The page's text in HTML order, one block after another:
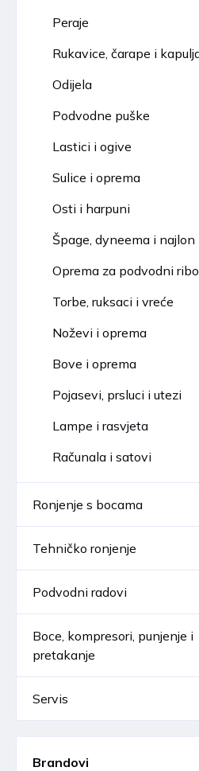
Peraje
Rukavice, čarape i
Odijela
Podvodne puške
Lastici i ogive
Sulice i oprema
Osti i harpuni
Špage, dyneema i najlon
Oprema za podvodni
Torbe, ruksaci i vreće
Noževi i oprema
Bove i oprema
Pojasevi, prsluci i utezi
Lampe i rasvjeta
Računala i satovi
Ronjenje s bocama
Tehničko ronjenje
Podvodni radovi
Boce, kompresori, punjenje i
pretakanje
Servis
Brandovi